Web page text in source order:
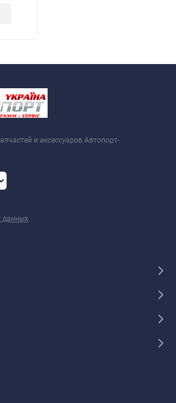
и аксессуаров Автопорт-
данных